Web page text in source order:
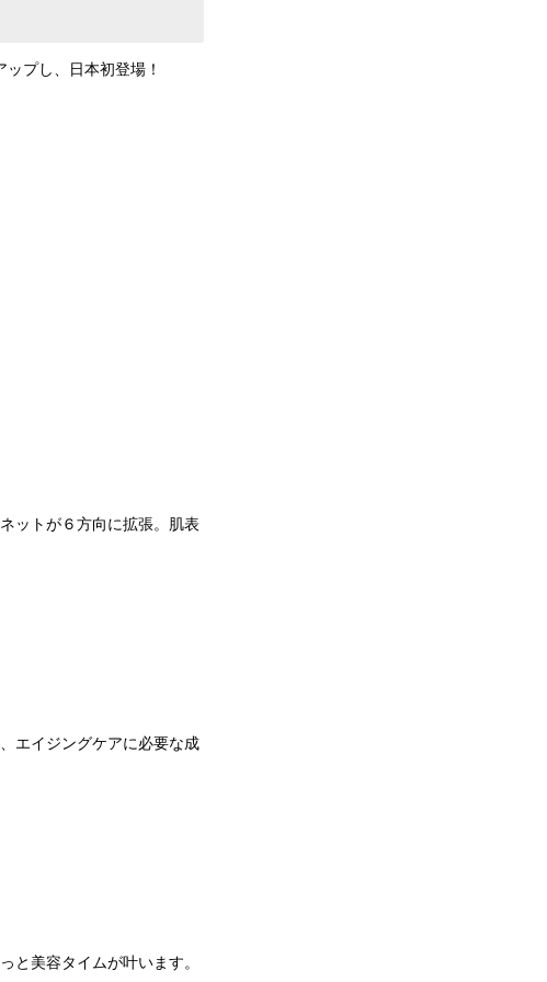
プし、日本初登場！
ットが６方向に拡張。肌表
エイジングケアに必要な成
と美容タイムが叶います。